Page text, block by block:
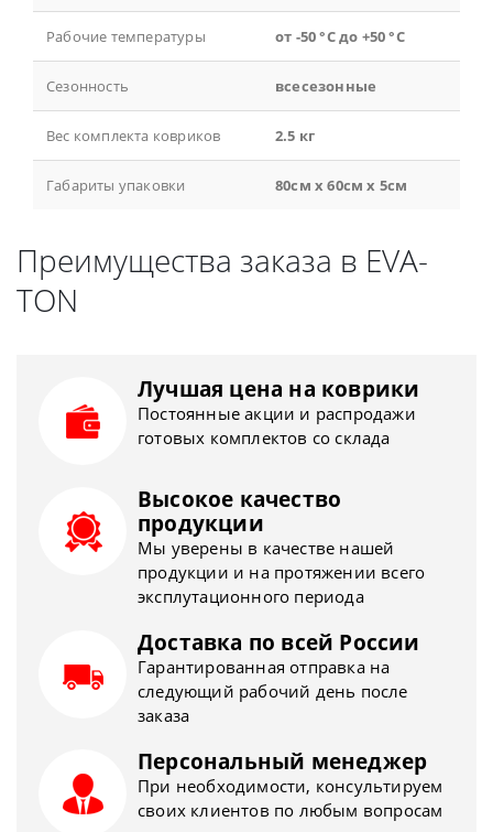
Рабочие температуры от -50 °С до +50 °С
Сезонность всесезонные
Вес комплекта ковриков 2.5 кг
Габариты упаковки 80см x 60см x 5см
Преимущества заказа в EVA-
TON
Лучшая цена на коврики
Постоянные акции и распродажи
готовых комплектов со склада
Высокое качество
продукции
Мы уверены в качестве нашей
продукции и на протяжении всего
эксплутационного периода
Доставка по всей России
Гарантированная отправка на
следующий рабочий день после
заказа
Персональный менеджер
При необходимости, консультируем
своих клиентов по любым вопросам